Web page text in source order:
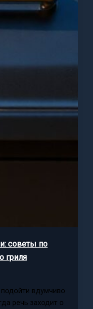
советы по
гриля
вдумчиво
речь заходит о